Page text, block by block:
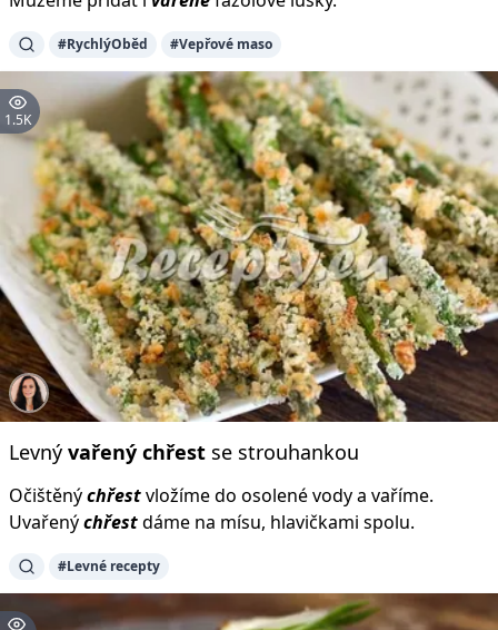
#RychlýOběd #Vepřové maso
1.5K
Levný vařený chřest se strouhankou
Očištěnýchřestvložíme do osolené vody a vaříme.
Uvařenýchřestdáme na mísu, hlavičkami spolu.
#Levné recepty